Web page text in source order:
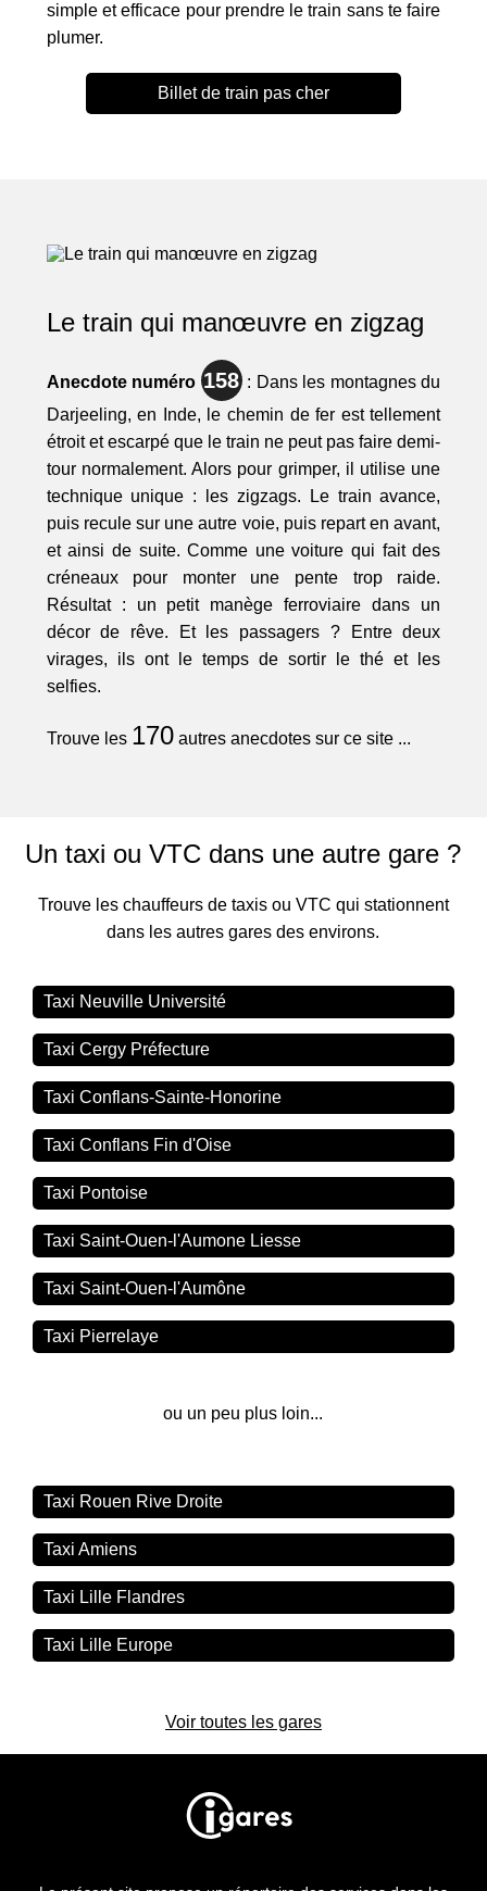
simple et efficace pour prendre le train sans te faire
plumer.
Billet de train pas cher
Le train qui manœuvre en zigzag
Anecdote numéro 158: Dans les montagnes du
Darjeeling, en Inde, le chemin de fer est tellement
étroit et escarpé que le train ne peut pas faire demi-
tour normalement. Alors pour grimper, il utilise une
technique unique : les zigzags. Le train avance,
puis recule sur une autre voie, puis repart en avant,
et ainsi de suite. Comme une voiture qui fait des
créneaux pour monter une pente trop raide.
Résultat : un petit manège ferroviaire dans un
décor de rêve. Et les passagers ? Entre deux
virages, ils ont le temps de sortir le thé et les
selfies.
Trouve les 170autres anecdotes sur ce site ...
Un taxi ou VTC dans une autre gare ?
Trouve les chauffeurs de taxis ou VTC qui stationnent
dans les autres gares des environs.
Taxi Neuville Université
Taxi Cergy Préfecture
Taxi Conflans-Sainte-Honorine
Taxi Conflans Fin d'Oise
Taxi Pontoise
Taxi Saint-Ouen-l'Aumone Liesse
Taxi Saint-Ouen-l'Aumône
Taxi Pierrelaye
ou un peu plus loin...
Taxi Rouen Rive Droite
Taxi Amiens
Taxi Lille Flandres
Taxi Lille Europe
Voir toutes les gares